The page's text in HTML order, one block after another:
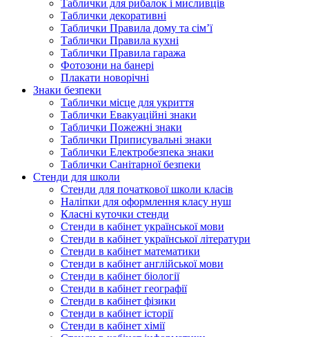
Таблички для рибалок і мисливців
Таблички декоративні
Таблички Правила дому та сім’ї
Таблички Правила кухні
Таблички Правила гаража
Фотозони на банері
Плакати новорічні
Знаки безпеки
Таблички місце для укриття
Таблички Евакуаційні знаки
Таблички Пожежні знаки
Таблички Приписувальні знаки
Таблички Електробезпека знаки
Таблички Санітарної безпеки
Стенди для школи
Стенди для початкової школи класів
Наліпки для оформлення класу нуш
Класні куточки стенди
Стенди в кабінет української мови
Стенди в кабінет української літератури
Стенди в кабінет математики
Стенди в кабінет англійської мови
Стенди в кабінет біології
Стенди в кабінет географії
Стенди в кабінет фізики
Стенди в кабінет історії
Стенди в кабінет хімії